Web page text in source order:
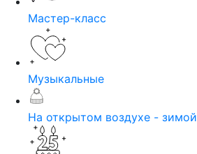
Мастер-класс
Музыкальные
На открытом воздухе - зимой